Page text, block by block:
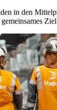
in den